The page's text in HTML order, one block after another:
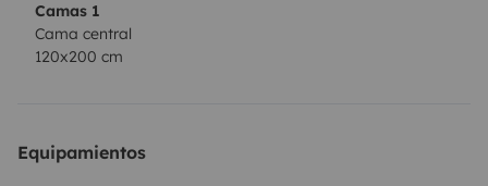
Camas 1
Cama central
120x200 cm
Equipamientos